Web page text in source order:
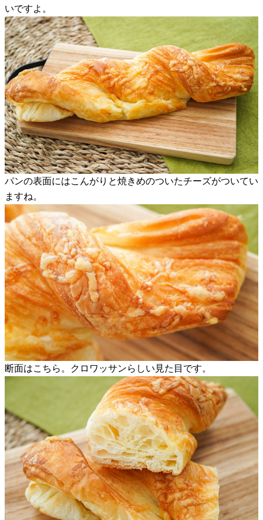
いですよ。
パンの表面にはこんがりと焼きめのついたチーズがついてい
ますね。
断面はこちら。クロワッサンらしい見た目です。